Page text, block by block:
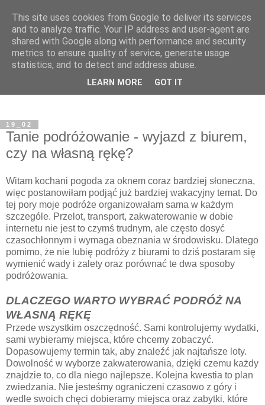
19_02
Tanie podróżowanie - wyjazd z biurem,
czy na własną rękę?
Witam kochani pogoda za oknem coraz bardziej słoneczna,
więc postanowiłam podjąć już bardziej wakacyjny temat. Do
tej pory moje podróże organizowałam sama w każdym
szczególe. Przelot, transport, zakwaterowanie w dobie
internetu nie jest to czymś trudnym, ale często dosyć
czasochłonnym i wymaga obeznania w środowisku. Dlatego
pomimo, że nie lubię podróży z biurami to dziś postaram się
wymienić wady i zalety oraz porównać te dwa sposoby
podróżowania.
DLACZEGO WARTO WYBRAĆ PODRÓŻ NA
WŁASNĄ RĘKĘ
Przede wszystkim oszczędność. Sami kontrolujemy wydatki,
sami wybieramy miejsca, które chcemy zobaczyć.
Dopasowujemy termin tak, aby znaleźć jak najtańsze loty.
Dowolność w wyborze zakwaterowania, dzięki czemu każdy
znajdzie to, co dla niego najlepsze. Kolejna kwestia to plan
zwiedzania. Nie jesteśmy ograniczeni czasowo z góry i
wedle swoich chęci dobieramy miejsca oraz zabytki, które
This site uses cookies from Google to deliver its services
and to analyze traffic. Your IP address and user-agent are
shared with Google along with performance and security
metrics to ensure quality of service, generate usage
statistics, and to detect and address abuse.
LEARN MORE GOT IT